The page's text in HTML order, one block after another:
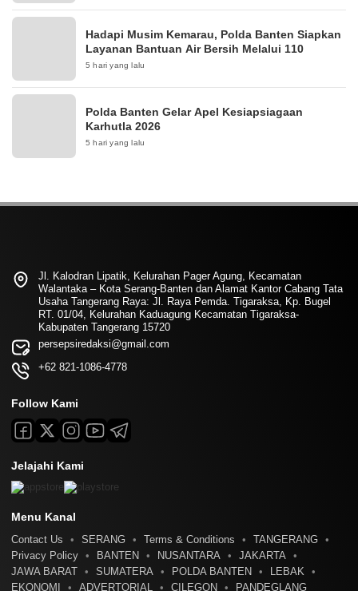
Hadapi Musim Kemarau, Polda Banten Siapkan
Layanan Bantuan Air Bersih Melalui 110
5 hari yang lalu
Polda Banten Gelar Apel Kesiapsiagaan
Karhutla 2026
5 hari yang lalu
Jl. Kalodran Lipatik, Kelurahan Pager Agung, Kecamatan
Walantaka – Kota Serang-Banten dan Alamat Kantor Cabang Tata
Usaha Tangerang Raya: Jl. Raya Pemda. Tigaraksa, Kp. Bugel
RT. 01/04, Kelurahan Kaduagung Kecamatan Tigaraksa-
Kabupaten Tangerang 15720
persepsiredaksi@gmail.com
+62 821-1086-4778
Follow Kami
Jelajahi Kami
Menu Kanal
Contact Us SERANG Terms & Conditions
TANGERANG
Privacy Policy
BANTEN NUSANTARA
JAKARTA
JAWA BARAT
SUMATERA POLDA BANTEN
LEBAK
EKONOMI
ADVERTORIAL CILEGON PANDEGLANG